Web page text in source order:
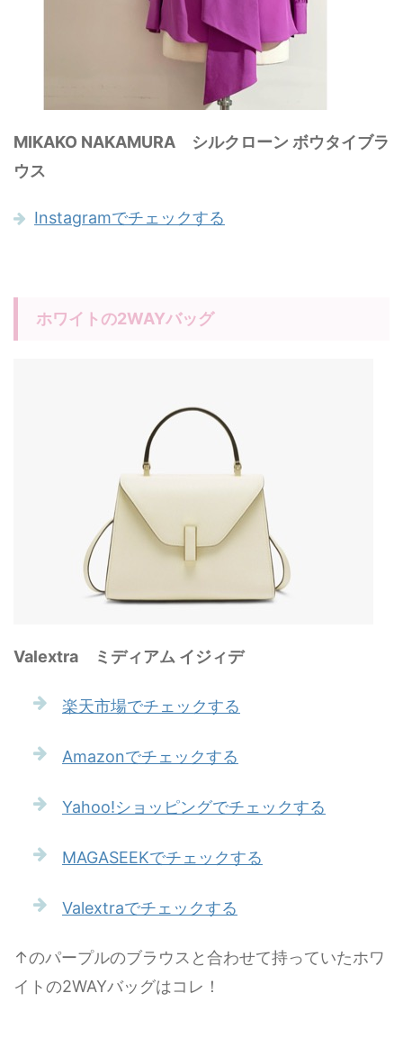
MIKAKO NAKAMURA シルクローン ボウタイブラ
ウス
Instagramでチェックする
ホワイトの2WAYバッグ
Valextra ミディアム イジィデ
楽天市場でチェックする
Amazonでチェックする
Yahoo!ショッピングでチェックする
MAGASEEKでチェックする
Valextraでチェックする
↑のパープルのブラウスと合わせて持っていたホワ
イトの2WAYバッグはコレ！